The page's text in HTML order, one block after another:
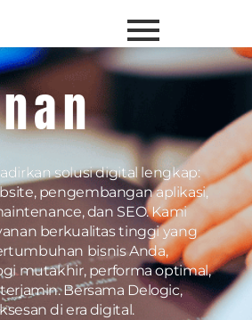
solusi digital lengkap:
pengembangan aplikasi,
dan SEO. Kami
berkualitas tinggi yang
bisnis Anda,
mutakhir, performa optimal,
Bersama Delogic,
di era digital.